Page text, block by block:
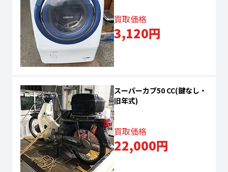
買取価格
3,120円
スーパーカブ50 CC(鍵なし・
旧年式)
買取価格
22,000円